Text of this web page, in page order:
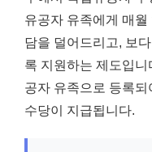
유공자 유족에게 매
담을 덜어드리고, 보
록 지원하는 제도입
공자 유족으로 등록
수당이 지급됩니다.